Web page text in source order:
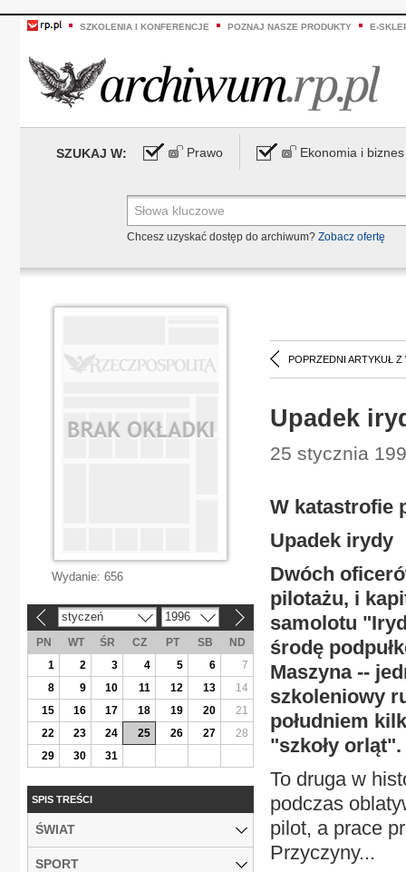
SZKOLENIA I KONFERENCJE POZNAJ NASZE PRODUKTY E-
SZUKAJ W: Prawo Ekonomia i biznes
Chcesz uzyskać dostęp do archiwum? Zobacz ofertę
POPRZEDNI ARTYKUŁ Z
Upadek
25 stycznia
W katastrofie
Upadek irydy
Dwóch
pilotażu, i
samolotu
środę
Maszyna --
szkoleniowy
południem
"szkoły orląt".
To druga w
podczas
pilot, a prace
Przyczyny...
Wydanie: 656
styczeń 1996
PN WT ŚR CZ PT SB
ND
1
2 3 4 5 6
7
8
9 10 11 12 13
14
15
16 17 18 19 20
21
22
23 24 25 26 27
28
29
30 31
SPIS TREŚCI
ŚWIAT
SPORT